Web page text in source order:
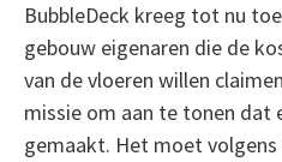
BubbleDeck kreeg tot nu
gebouw eigenaren die de
van de vloeren willen
missie om aan te tonen dat
gemaakt. Het moet volgens